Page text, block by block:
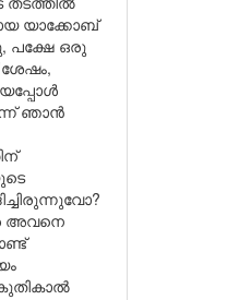
യാക്കോബ്
പക്ഷേ ഒരു
ഞാൻ
അവനെ